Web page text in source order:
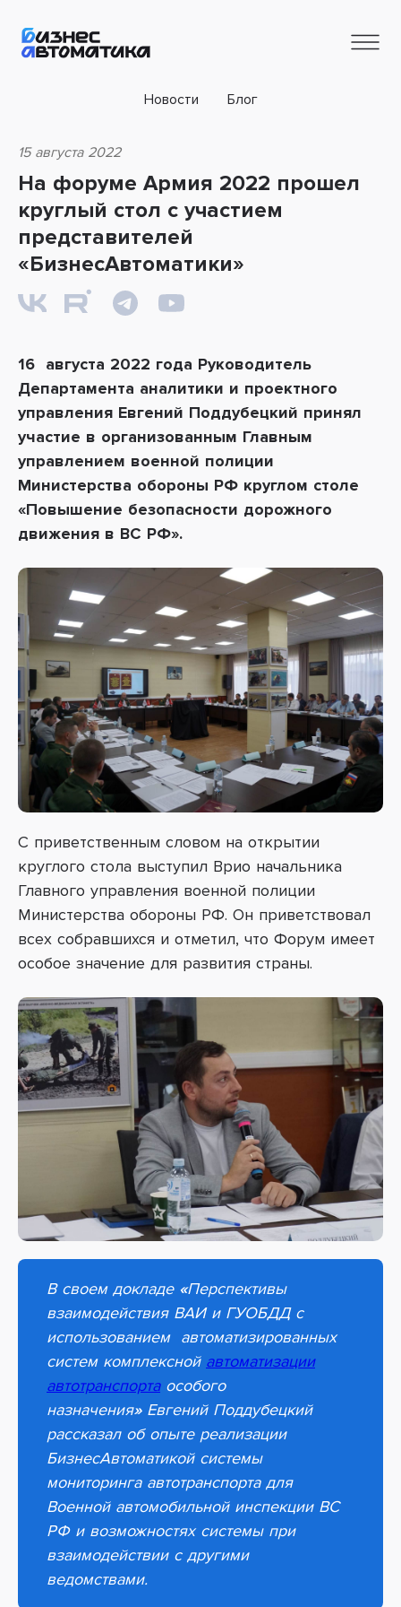
Новости Блог
15 августа 2022
На форуме Армия 2022 прошел
круглый стол с участием
представителей
«БизнесАвтоматики»
16 августа 2022 года Руководитель
Департамента аналитики и проектного
управления Евгений Поддубецкий принял
участие в организованным Главным
управлением военной полиции
Министерства обороны РФ круглом столе
«Повышение безопасности дорожного
движения в ВС РФ».
С приветственным словом на открытии
круглого стола выступил Врио начальника
Главного управления военной полиции
Министерства обороны РФ. Он приветствовал
всех собравшихся и отметил, что Форум имеет
особое значение для развития страны.
В своем докладе «Перспективы
взаимодействия ВАИ и ГУОБДД с
использованием автоматизированных
систем комплексной автоматизации
автотранспортаособого
назначения»Евгений Поддубецкий
рассказал об опыте реализации
БизнесАвтоматикой системы
мониторинга автотранспорта для
Военной автомобильной инспекции ВС
РФ и возможностях системы при
взаимодействии с другими
ведомствами.